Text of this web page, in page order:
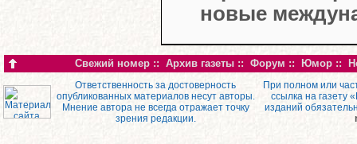
новые
Свежий номер :: Архив газеты :: Форум :: Юмор ::
Ответственность за достоверность
опубликованных материалов несут авторы.
Мнение автора не всегда отражает точку
зрения редакции.
При полном или
ссылка на газету
изданий